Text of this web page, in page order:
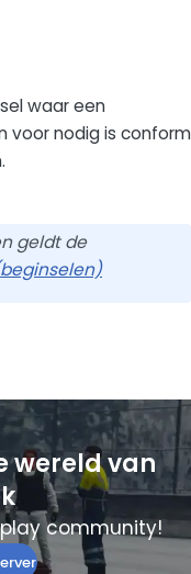
waar een
voor nodig is conform
geldt de
wereld van
community!